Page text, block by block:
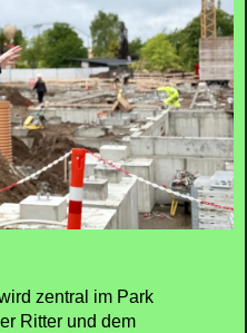
zentral im Park
Ritter und dem